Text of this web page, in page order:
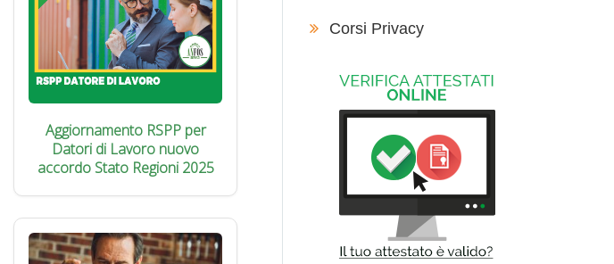
Aggiornamento RSPP per
Datori di Lavoro nuovo
accordo Stato Regioni 2025
Corsi Privacy